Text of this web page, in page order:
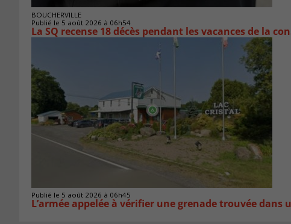
BOUCHERVILLE
Publié le 5 août 2026 à 06h54
La SQ recense 18 décès pendant les vacances de la
Publié le 5 août 2026 à 06h45
L’armée appelée à vérifier une grenade trouvée dans